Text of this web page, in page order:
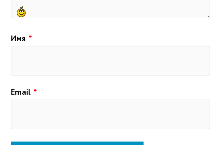
Имя *
Email *